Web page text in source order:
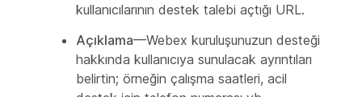
kullanıcılarının destek talebi açtığı URL.
Açıklama—Webex kuruluşunuzun desteği
hakkında kullanıcıya sunulacak ayrıntıları
belirtin; örneğin çalışma saatleri, acil